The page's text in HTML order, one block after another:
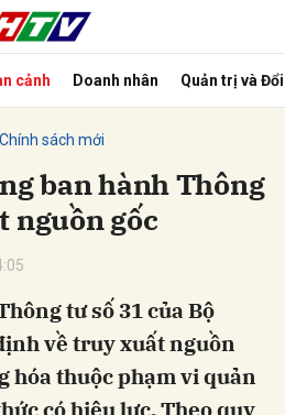
cảnh Doanh nhân Quản trị và
Chính sách mới
ban hành Thông
nguồn gốc
tư số 31 của Bộ
về truy xuất nguồn
hóa thuộc phạm vi quản
có hiệu lực. Theo quy
Hủy